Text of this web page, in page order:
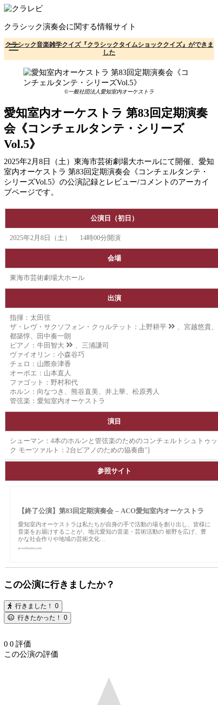
コ
テ
ン
ツ
へ
クラシック演奏会に関する情報サイト
クラシック音楽雑学クイズ『クラシックタイムショッククイズ』ができま
した
©一般社団法人愛知室内オーケストラ
愛知室内オーケストラ 第83回定期演奏
会《コンチェルタンテ・シリーズ
Vol.5》
2025年2月8日（土）東海市芸術劇場大ホールにて開催、愛知
室内オーケストラ 第83回定期演奏会《コンチェルタンテ・
シリーズVol.5》の公演記録とレビュー/コメントのアーカイ
ブページです。
公演日（初日）
2025年2月8日（土） 14時00分開演
会場
東海市芸術劇場大ホール
出演
指揮：太田弦
ザ・レヴ・サクソフォン・クヮルテット：
上野耕平
、宮越悠貴、
都築惇、田中奏一朗
ピアノ： 牛田智大
、三浦謙司
ヴァイオリン：小森谷巧
チェロ：山際奈津香
オーボエ：山本直人
ファゴット：野村和代
ホルン：向なつき、熊谷直美、井上華、松原秀人
管弦楽：愛知室内オーケストラ
演目
シューマン：4本のホルンと管弦楽のためのコンチェルトシュトゥッ
ク モーツァルト：2台ピアノのための協奏曲"]
参照サイト
【終了公演】第83回定期演奏会 – ACO愛知室内オーケストラ
愛知室内オーケストラは私たちが自身の手で活動の場を創り出し、皆様に
音楽をお届けすることが、地元愛知の音楽・芸術活動の 裾野を広げ、豊
かな社会作りや地域の芸術文化…
ac-orchestra.com
この公演に行きましたか？
行きました！ 0
行きたかった！ 0
0 0 評価
この公演の評価